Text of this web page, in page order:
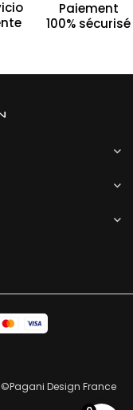
Paiement
100% sécurisé
Design France